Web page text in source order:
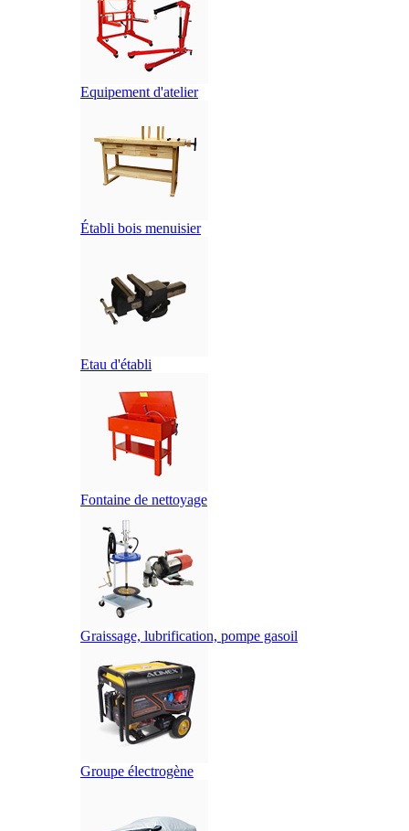
Equipement d'atelier
Établi bois menuisier
Etau d'établi
Fontaine de nettoyage
Graissage, lubrification, pompe gasoil
Groupe électrogène